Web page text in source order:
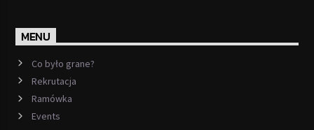
MENU
Co było grane?
Rekrutacja
Ramówka
Events